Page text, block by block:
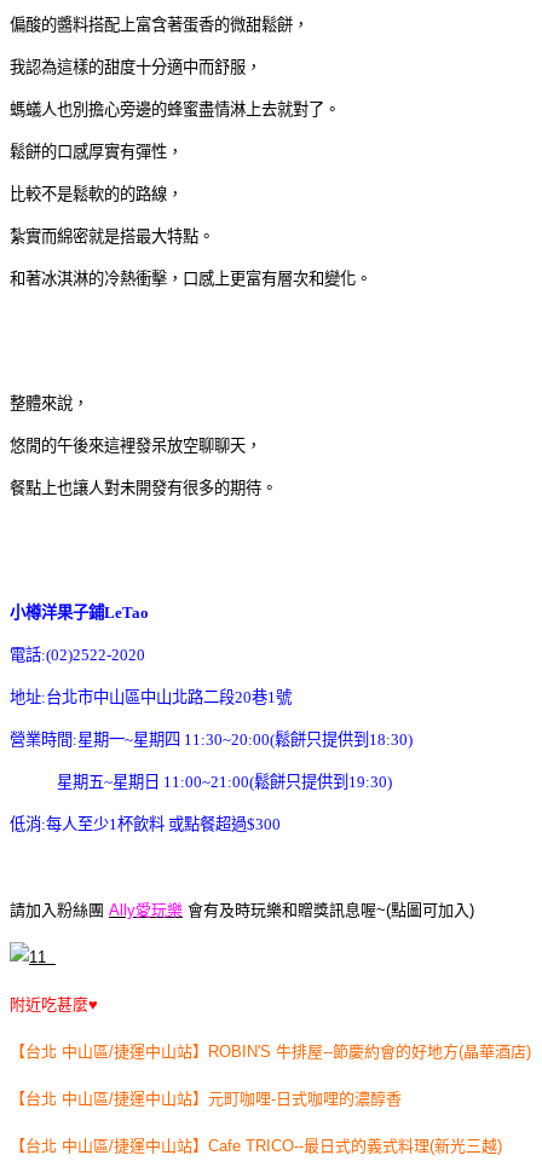
偏酸的醬料搭配上富含著蛋香的微甜鬆餅，
我認為這樣的甜度十分適中而舒服，
螞蟻人也別擔心旁邊的蜂蜜盡情淋上去就對了。
鬆餅的口感厚實有彈性，
比較不是鬆軟的的路線，
紮實而綿密就是搭最大特點。
和著冰淇淋的冷熱衝擊，口感上更富有層次和變化。
整體來說，
悠閒的午後來這裡發呆放空聊聊天，
餐點上也讓人對未開發有很多的期待。
小樽洋果子鋪LeTao
電話:(02)2522-2020
地址:台北市中山區中山北路二段20巷1號
營業時間:星期一~星期四 11:30~20:00(鬆餅只提供到18:30)
星期五~星期日 11:00~21:00(鬆餅只提供到19:30)
低消:每人至少1杯飲料 或點餐超過$300
請加入粉絲團 Ally愛玩樂 會有及時玩樂和贈獎訊息喔~(點圖可加入)
附近吃甚麼♥
【台北 中山區/捷運中山站】ROBIN'S 牛排屋--節慶約會的好地方(晶華酒店)
【台北 中山區/捷運中山站】元町咖哩-日式咖哩的濃醇香
【台北 中山區/捷運中山站】Cafe TRICO--最日式的義式料理(新光三越)